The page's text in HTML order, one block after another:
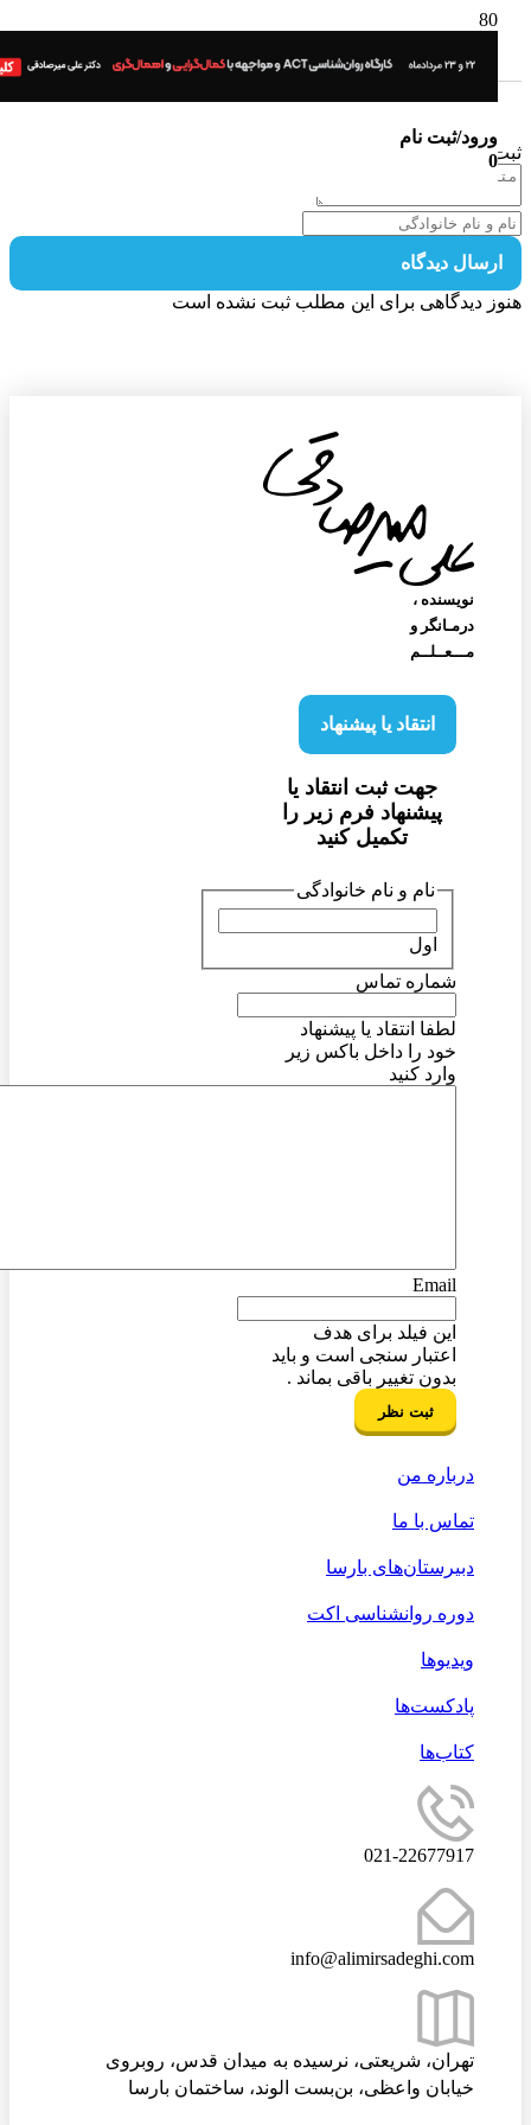
ورود/ثبت نام
دیدگاه
دیدگاه
دیدگاهی برای این مطلب ثبت نشده است
نویسنده‌ ،
درمـانگر و
مـــعــلــم
انتقاد یا پیشنهاد
جهت ثبت انتقاد یا
پیشنهاد فرم زیر را
تکمیل کنید
نام و نام خانوادگی
شماره تماس
لطفا انتقاد یا پیشنهاد
خود را داخل باکس زیر
وارد کنید
Email
این فیلد برای هدف
اعتبار سنجی است و باید
بدون تغییر باقی بماند .
درباره من
تماس با ما
دبیرستان‌های بارسا
دوره روانشناسی اکت
ویدیوها
پادکست‌ها
کتاب‌ها
021-22677917
info@alimirsadeghi.com
تهران، شریعتی، نرسیده به میدان قدس، روبروی
خیابان واعظی، بن‌بست الوند، ساختمان بارسا